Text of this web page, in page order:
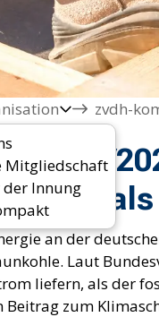
Mitgliedschaft
der Innung
zvdh-
17/
an der
Laut
liefern, als der
Beitrag zum